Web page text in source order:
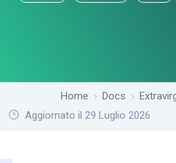
Home Docs
Aggiornato il 29 Luglio 2026